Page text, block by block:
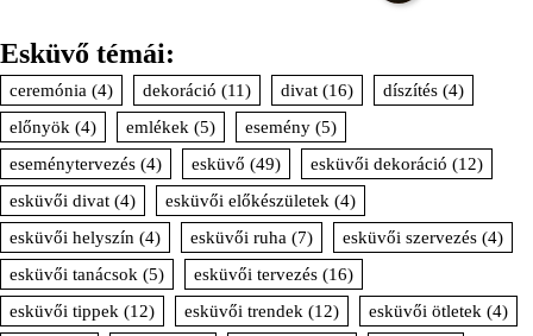
Esküvő témái:
ceremónia (4) dekoráció (11) divat (16) díszítés (4)
előnyök (4) emlékek (5) esemény (5)
eseménytervezés (4) esküvő (49) esküvői dekoráció (12)
esküvői divat (4) esküvői előkészületek (4)
esküvői helyszín (4) esküvői ruha (7) esküvői szervezés (4)
esküvői tanácsok (5) esküvői tervezés (16)
esküvői tippek (12) esküvői trendek (12) esküvői ötletek (4)